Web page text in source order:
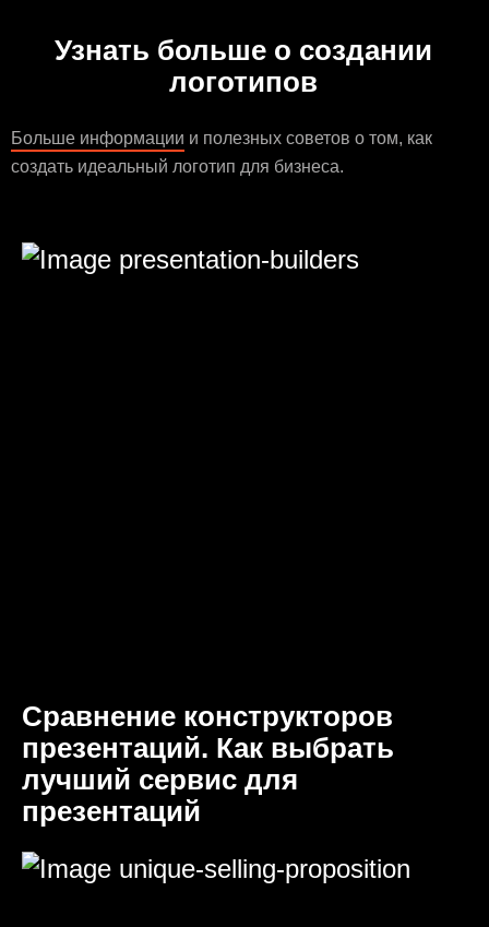
Узнать больше о создании
логотипов
Больше информации и полезных советов о том, как
создать идеальный логотип для бизнеса.
Сравнение конструкторов
презентаций. Как выбрать
лучший сервис для
презентаций